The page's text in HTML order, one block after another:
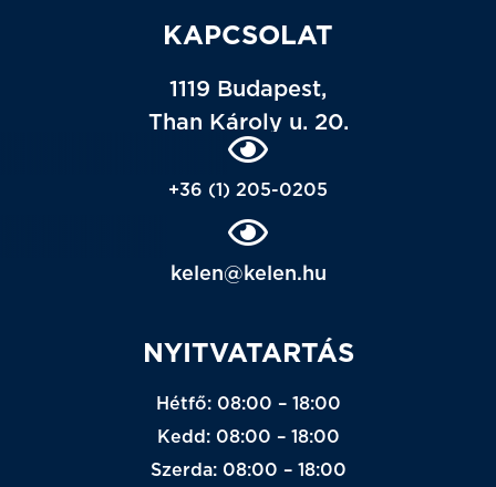
KAPCSOLAT
1119 Budapest,
Than Károly u. 20.
+36 (1) 205-0205
kelen@kelen.hu
NYITVATARTÁS
Hétfő: 08:00 – 18:00
Kedd: 08:00 – 18:00
Szerda: 08:00 – 18:00